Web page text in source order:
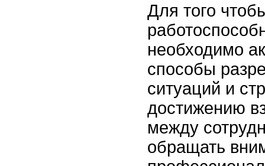
Для того
необходимо
способы
ситуаций и
достижению
между
обращать